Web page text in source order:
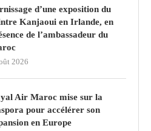
d’une exposition du
Kanjaoui en Irlande, en
de l’ambassadeur du
2026
Air Maroc mise sur la
pour accélérer son
en Europe